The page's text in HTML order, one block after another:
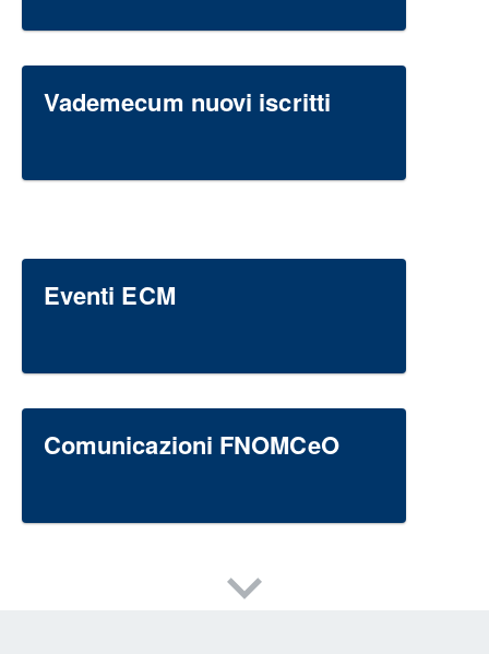
Vademecum nuovi iscritti
Eventi ECM
Comunicazioni FNOMCeO